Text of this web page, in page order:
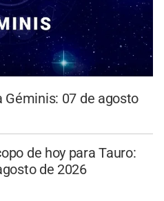
Géminis: 07 de agosto
de hoy para Tauro:
de 2026